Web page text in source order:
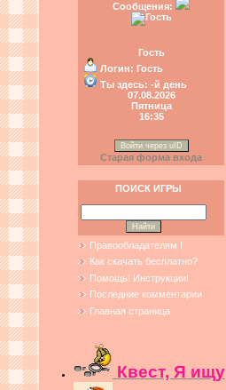
Сообщения:
Гость
Логин: Гость
Ты здесь: -й день
07.08.2026
Пятница
16:35
Войти через uID
Старая форма входа
ПОИСК ИГРЫ
Правообладателям !
Как скачать бесплатно?
Помощь! Инструкции!
Последние комментарии
Главная страница
Квест, Я ищу